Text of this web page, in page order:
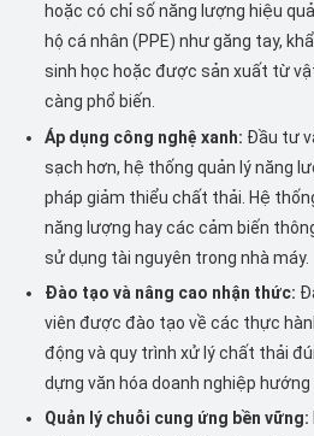
hoặc có chỉ số năng lượng hiệu
hộ cá nhân (PPE) như găng tay,
sinh học hoặc được sản xuất từ
càng phổ biến.
Áp dụng công nghệ xanh: Đầu tư
sạch hơn, hệ thống quản lý năng
pháp giảm thiểu chất thải. Hệ
năng lượng hay các cảm biến
sử dụng tài nguyên trong nhà máy.
Đào tạo và nâng cao nhận thức:
viên được đào tạo về các thực
động và quy trình xử lý chất thải
dựng văn hóa doanh nghiệp hướng
Quản lý chuỗi cung ứng bền vững: